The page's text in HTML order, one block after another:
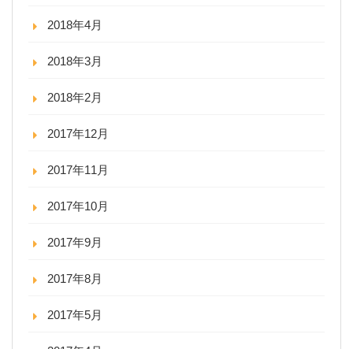
2018年4月
2018年3月
2018年2月
2017年12月
2017年11月
2017年10月
2017年9月
2017年8月
2017年5月